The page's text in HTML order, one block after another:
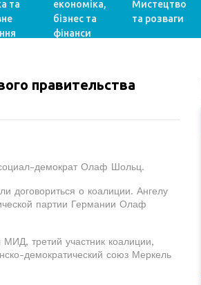
та
економіка,
бізнес та
фінанси
Мистецтво
та розваги
правительства
социал-демократ Олаф Шольц.
договориться о коалиции. Ангелу
партии Германии Олаф
третий участник коалиции,
демократический союз Меркель